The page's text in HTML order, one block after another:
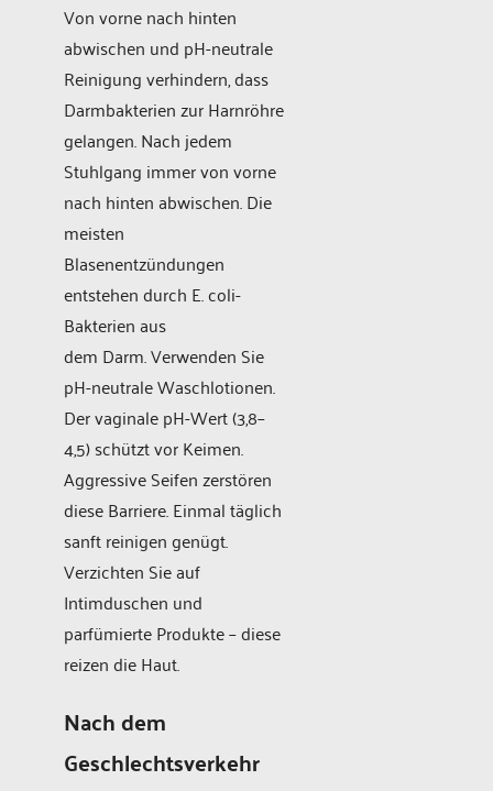
Von vorne nach hinten
abwischen und pH-neutrale
Reinigung verhindern, dass
Darmbakterien zur Harnröhre
gelangen. Nach jedem
Stuhlgang immer von vorne
nach hinten abwischen. Die
meisten
Blasenentzündungen
entstehen durch E. coli-
Bakterien aus
dem Darm. Verwenden Sie
pH-neutrale Waschlotionen.
Der vaginale pH-Wert (3,8–
4,5) schützt vor Keimen.
Aggressive Seifen zerstören
diese Barriere. Einmal täglich
sanft reinigen genügt.
Verzichten Sie auf
Intimduschen und
parfümierte Produkte – diese
reizen die Haut.
Nach dem
Geschlechtsverkehr